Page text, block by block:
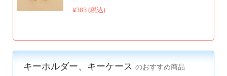
¥383 (税込)
キーホルダー、キーケース のおすすめ商品